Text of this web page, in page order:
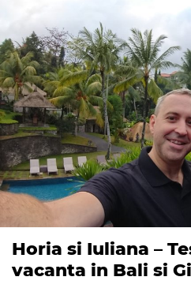
Horia si Iuliana –
vacanta in Bali si